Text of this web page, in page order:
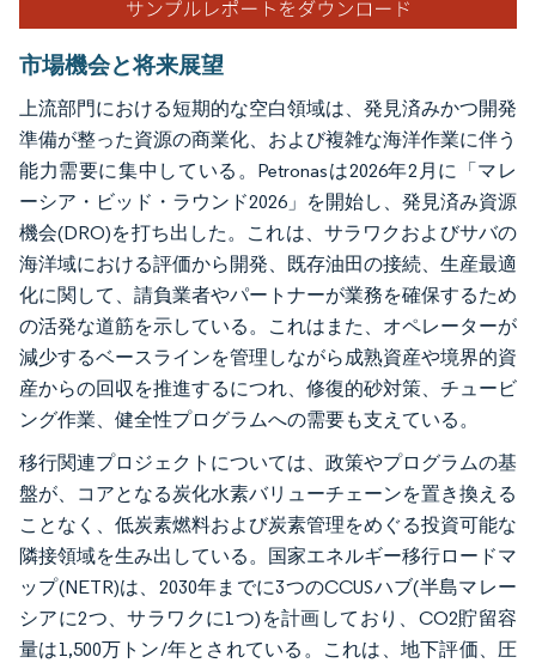
市場機会と将来展望
上流部門における短期的な空白領域は、発見済みかつ開発
準備が整った資源の商業化、および複雑な海洋作業に伴う
能力需要に集中している。Petronasは2026年2月に「マレ
ーシア・ビッド・ラウンド2026」を開始し、発見済み資源
機会(DRO)を打ち出した。これは、サラワクおよびサバの
海洋域における評価から開発、既存油田の接続、生産最適
化に関して、請負業者やパートナーが業務を確保するため
の活発な道筋を示している。これはまた、オペレーターが
減少するベースラインを管理しながら成熟資産や境界的資
産からの回収を推進するにつれ、修復的砂対策、チュービ
ング作業、健全性プログラムへの需要も支えている。
移行関連プロジェクトについては、政策やプログラムの基
盤が、コアとなる炭化水素バリューチェーンを置き換える
ことなく、低炭素燃料および炭素管理をめぐる投資可能な
隣接領域を生み出している。国家エネルギー移行ロードマ
ップ(NETR)は、2030年までに3つのCCUSハブ(半島マレー
シアに2つ、サラワクに1つ)を計画しており、CO2貯留容
量は1,500万トン/年とされている。これは、地下評価、圧